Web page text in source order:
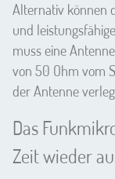
Alternativ können
und
muss eine
von 50 Ohm vom
der Antenne
Das
Zeit wieder